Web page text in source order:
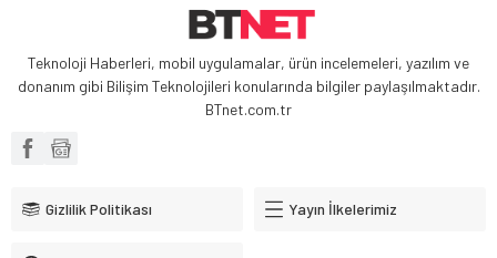
Teknoloji Haberleri, mobil uygulamalar, ürün incelemeleri, yazılım ve
donanım gibi Bilişim Teknolojileri konularında bilgiler paylaşılmaktadır.
BTnet.com.tr
Gizlilik Politikası Yayın İlkelerimiz